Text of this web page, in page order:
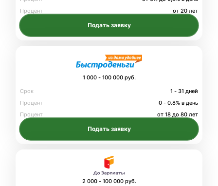
Процент
от 20 лет
Подать заявку
1 000 - 100 000 руб.
Срок
1 - 31 дней
Процент
0 - 0.8% в день
Процент
от 18 до 80 лет
Подать заявку
2 000 - 100 000 руб.